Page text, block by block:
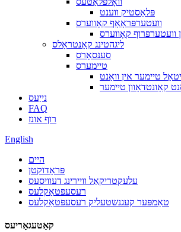
פּלאַסטיק ווענט
וועטערפּראָאָף קאָווערס
וועטערפּרוף קאָווערס
ליגהטינג קאָנטראָלס
סענסאָרס
טיימערס
טיימער אין וואַנט
קאָונטדאָוון טיימער
נייַעס
FAQ
רוף אונז
English
היים
פּראָדוקטן
עלעקטריקאַל וויירינג דעוויסעס
רעסעפּטאַקלעס
טאַמפּער קעגנשטעליק רעסעפּטאַקלעס
קאַטעגאָריעס